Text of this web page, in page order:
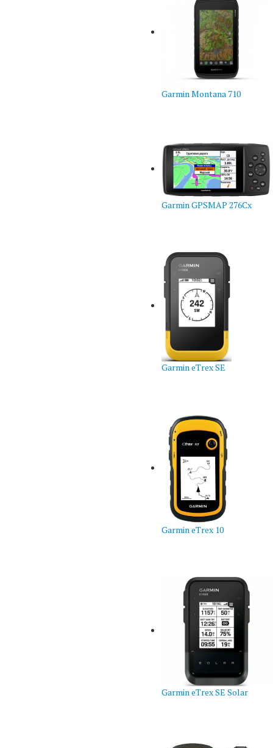
Garmin Montana 710
Garmin GPSMAP 276Cx
Garmin eTrex SE
Garmin eTrex 10
Garmin eTrex SE Solar